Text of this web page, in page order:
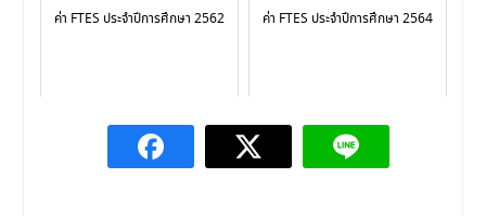
ค่า FTES ประจำปีการศึกษา 2562 ค่า FTES ประจำปีการศึกษา 2564